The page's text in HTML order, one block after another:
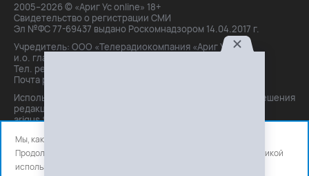
2005–2026 © «Ариг Ус online» 18+
Свидетельство о регистрации СМИ
Эл №ФС 77-69437 выдано Роскомнадзором 14.04.2017 г.
Учредитель: ООО «Телерадиокомпания «Ариг Ус»,
и.о. главного редактора: Маханова О.Б.
Тел. peдakции: +7(3012)21-30-14,
Почта peдakции: editor@arigus.tv
Использование материалов только с письменного разрешения
редакции. При цитировании прямая активная ссылка на
arigus.tv обязательна.
Мы, как и все используем файлы cookie и сервисы аналитики.
Продолжая использовать сайт, вы соглашаетесь с нашей
политикой
использования